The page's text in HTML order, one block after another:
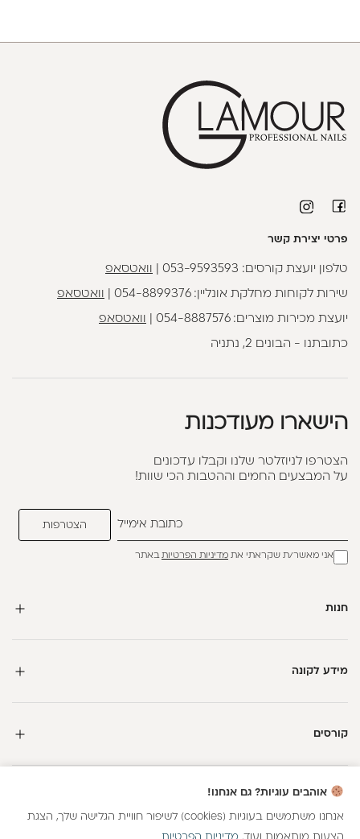
פרטי יצירת קשר
טלפון יועצת קורסים: 053-9593593 וואטסאפ
שירות לקוחות מחלקת אונליין:054-8899376 וואטסאפ
יועצת מכירות מוצרים:054-8887576 וואטסאפ
כתובתנו - הבונים 2, נתניה
הישארו מעודכנות
הצטרפו לניוזלטר שלנו וקבלו עדכונים
על המבצעים החמים וההטבות הכי שוות!
אני מאשר/ת שקראתי את מדיניות הפרטיותבאתר
חנות
מידע לקונה
קורסים
אוהבים עוגיות? גם אנחנו!
אנחנו משתמשים בעוגיות (cookies) לשיפור חוויית הגלישה שלך, הצגת